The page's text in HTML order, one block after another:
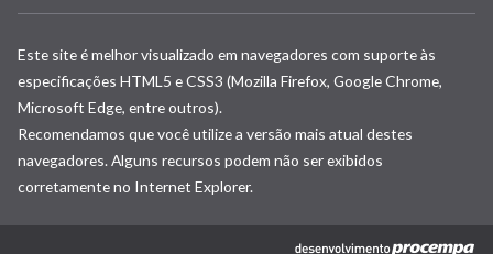
janela)
nova
em
janela)
Este site é melhor visualizado em navegadores com suporte às
especificações HTML5 e CSS3 (Mozilla Firefox, Google Chrome,
Microsoft Edge, entre outros).
Recomendamos que você utilize a versão mais atual destes
navegadores. Alguns recursos podem não ser exibidos
corretamente no Internet Explorer.